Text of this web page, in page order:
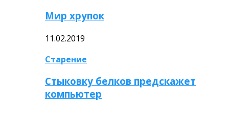
Мир хрупок
11.02.2019
Старение
Стыковку белков предскажет
компьютер